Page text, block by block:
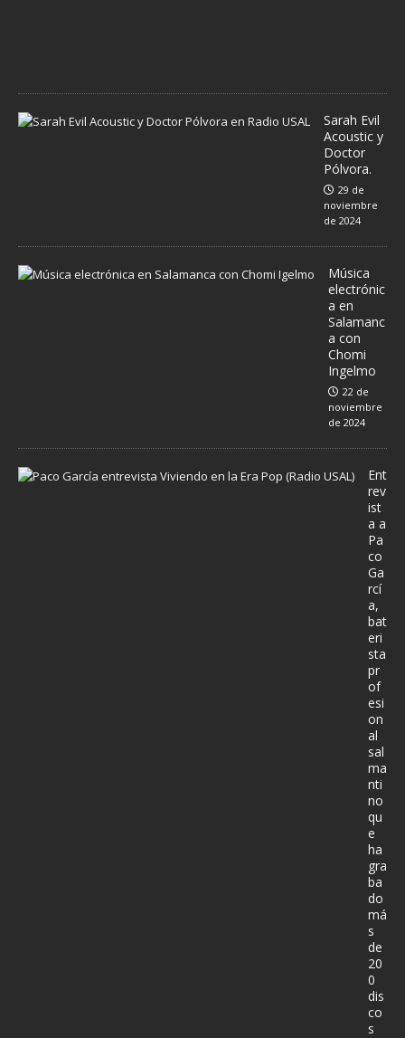
Sarah Evil
Acoustic y
Doctor
Pólvora.
29 de
noviembre
de 2024
Música
electrónic
a en
Salamanc
a con
Chomi
Ingelmo
22 de
noviembre
de 2024
Ent
rev
ist
a a
Pa
co
Ga
rcí
a,
bat
eri
sta
pr
of
esi
on
al
sal
ma
nti
no
qu
e
ha
gra
ba
do
má
s
de
20
0
dis
co
s